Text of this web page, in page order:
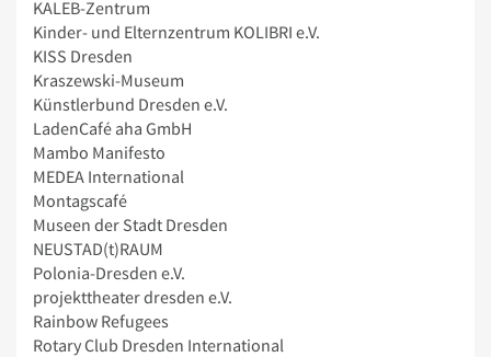
KALEB-Zentrum
Kinder- und Elternzentrum KOLIBRI e.V.
KISS Dresden
Kraszewski-Museum
Künstlerbund Dresden e.V.
LadenCafé aha GmbH
Mambo Manifesto
MEDEA International
Montagscafé
Museen der Stadt Dresden
NEUSTAD(t)RAUM
Polonia-Dresden e.V.
projekttheater dresden e.V.
Rainbow Refugees
Rotary Club Dresden International